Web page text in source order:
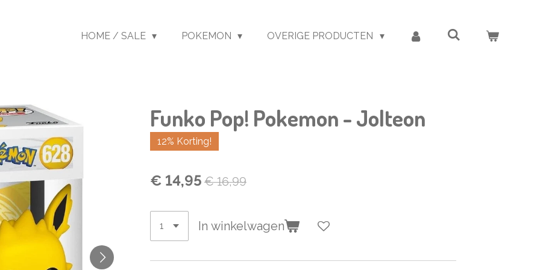
HOME / SALE POKEMON OVERIGE PRODUCTEN
Funko Pop! Pokemon - Jolteon
12% Korting!
€ 14,95 € 16,99
In winkelwagen